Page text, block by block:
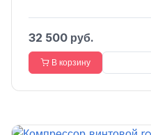
32 500 руб.
В корзину